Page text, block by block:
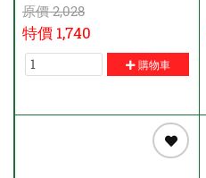
原價2,028
特價 1,740
購物車